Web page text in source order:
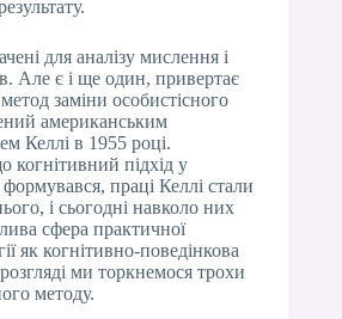
для аналізу мислення і
Але є і ще один, привертає
заміни особистісного
американським
Келлі в 1955 році.
підхід у
праці Келлі стали
і сьогодні навколо них
сфера практичної
як когнітивно-поведінкова
ми торкнемося трохи
методу.